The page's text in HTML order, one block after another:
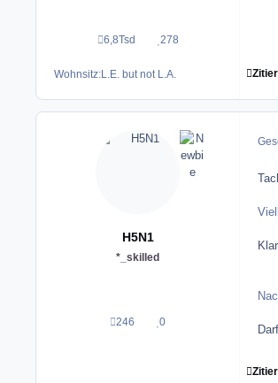
6,8Tsd
Beiträge 278Reputation
Wohnsitz:L.E. but not L.A.
H5N1
*_skilled
246
Beiträge0
Reputation